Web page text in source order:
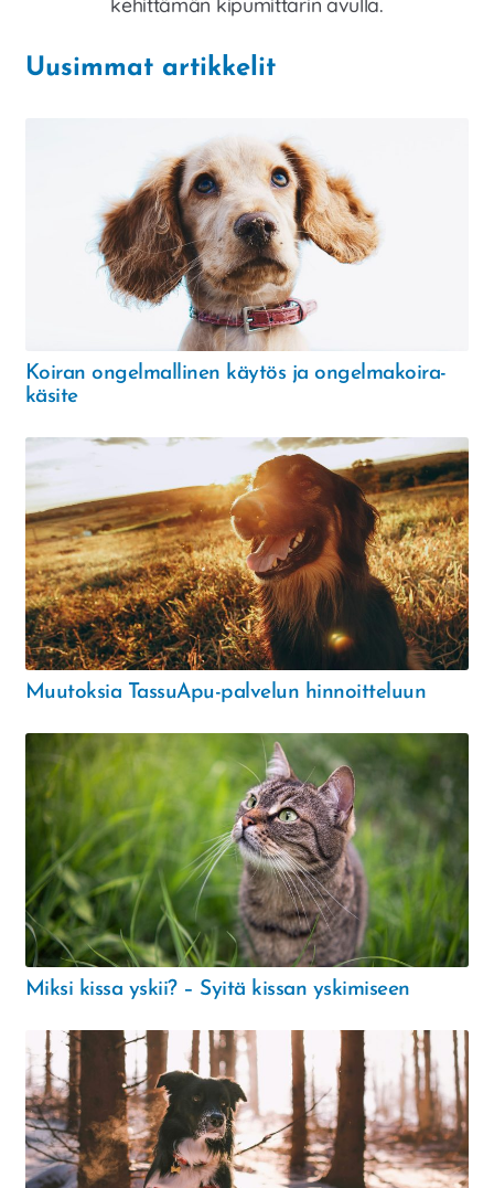
Uusimmat artikkelit
Koiran ongelmallinen käytös ja ongelmakoira-
käsite
Muutoksia TassuApu-palvelun hinnoitteluun
Miksi kissa yskii? – Syitä kissan yskimiseen